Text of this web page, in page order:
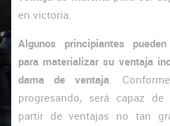
en victoria.
Algunos principiantes
para materializar su ventaja
dama de ventaja .
progresando, será capaz
partir de ventajas no tan